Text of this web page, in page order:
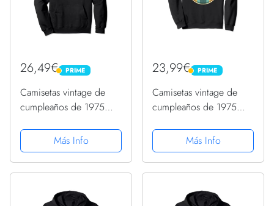
26,49€ PRIME
PRIME
Camisetas vintage de
cumpleaños de 1975
camisetas de
cumpleaños de 1975
Sudadera con Capucha
Más Info
23,99€ PRIME
PRIME
Camisetas vintage de
cumpleaños de 1975
camisetas de
cumpleaños de 1975
Sudadera
Más Info